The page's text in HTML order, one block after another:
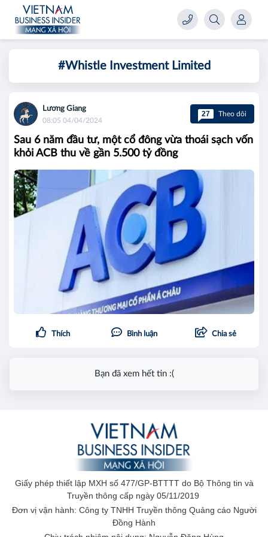
#Whistle Investment Limited
Lương Giang
08:05 04/04/2024
27 Theo dõi
Sau 6 năm đầu tư, một cổ đông vừa thoái sạch vốn
khỏi ACB thu về gần 5.500 tỷ đồng
Thích Bình luận Chia sẻ
Bạn đã xem hết tin :(
Giấy phép thiết lập MXH số 477/GP-BTTTT do Bộ Thông tin và
Truyền thông cấp ngày 05/11/2019
Đơn vị vận hành: Công ty TNHH Truyền thông Quảng cáo Người
Đồng Hành